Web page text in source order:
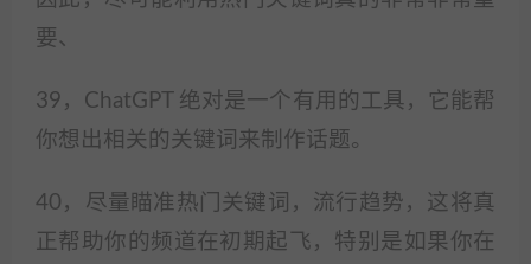
要、
39，ChatGPT 绝对是一个有用的工具，它能帮
你想出相关的关键词来制作话题。
40，尽量瞄准热门关键词，流行趋势，这将真
正帮助你的频道在初期起飞，特别是如果你在